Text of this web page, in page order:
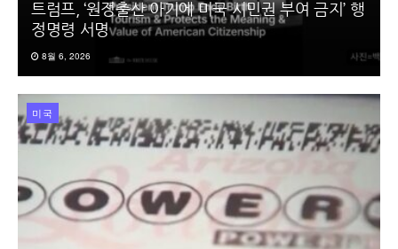
트럼프, ‘원정출산 아기에 미국 시민권 부여 금지’ 행
정명령 서명
8월 6, 2026
미국